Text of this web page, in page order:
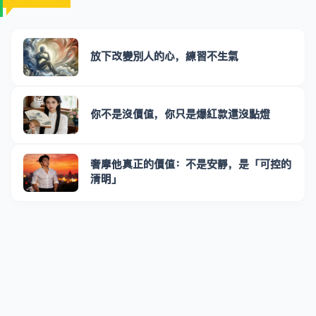
放下改變別人的心，練習不生氣
你不是沒價值，你只是爆紅款還沒點燈
奢摩他真正的價值：不是安靜，是「可控的
清明」